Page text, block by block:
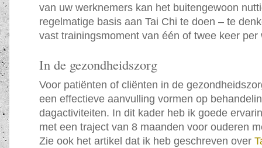
van uw werknemers kan het buitengewoon
regelmatige basis aan Tai Chi te doen – te
vast trainingsmoment van één of twee keer per
In de gezondheidszorg
Voor patiënten of cliënten in de
een effectieve aanvulling vormen op
dagactiviteiten. In dit kader heb ik goede
met een traject van 8 maanden voor ouderen
Zie ook het artikel dat ik heb geschreven over